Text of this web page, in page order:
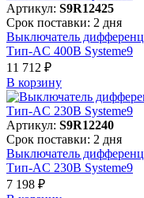
Артикул: S9R12425
Срок поставки: 2 дня
Выключатель
Тип-AC 400В Systeme9
11 712 ₽
В корзинy
Артикул: S9R12240
Срок поставки: 2 дня
Выключатель
Тип-AC 230В Systeme9
7 198 ₽